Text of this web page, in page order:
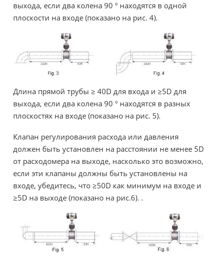
выхода, если два колена 90 ° находятся в одной
плоскости на входе (показано на рис. 4).
Длина прямой трубы ≥ 40D для входа и ≥5D для
выхода, если два колена 90 ° находятся в разных
плоскостях на входе (показано на рис. 5).
Клапан регулирования расхода или давления
должен быть установлен на расстоянии не менее 5D
от расходомера на выходе, насколько это возможно,
если эти клапаны должны быть установлены на
входе, убедитесь, что ≥50D как минимум на входе и
≥5D на выходе (показано на рис.6). .